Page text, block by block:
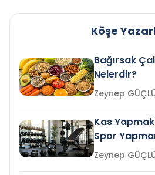
Köşe
Bağırsak
Nelerdir?
Zeynep
Kas
Spor
Zeynep